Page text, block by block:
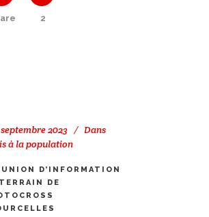
2
2023
Dans
à la population
D’INFORMATION
DE